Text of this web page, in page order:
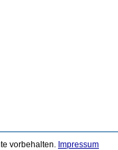
vorbehalten. Impressum